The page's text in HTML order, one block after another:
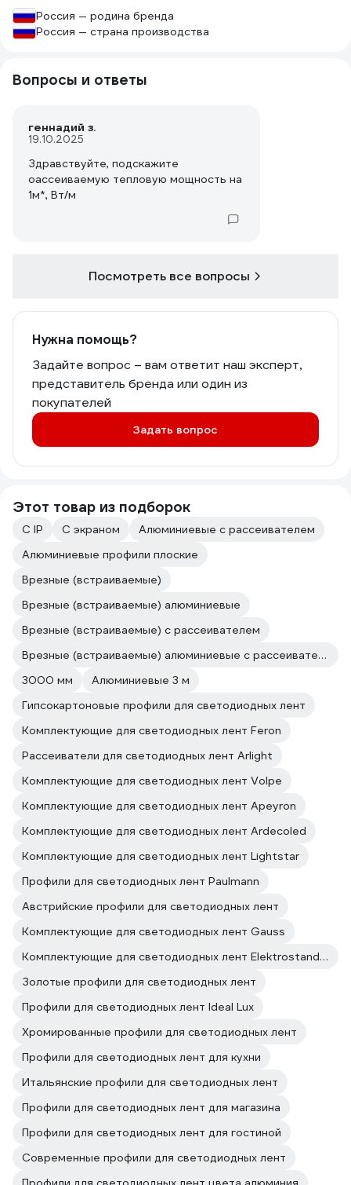
Россия — родина бренда
Россия — страна производства
Вопросы и ответы
геннадий з.
19.10.2025
Здравствуйте, подскажите
оассеиваемую тепловую мощность на
1м*, Вт/м
Посмотреть все вопросы
Нужна помощь?
Задайте вопрос – вам ответит наш эксперт,
представитель бренда или один из
покупателей
Задать вопрос
Этот товар из подборок
С IP С экраном
Алюминиевые с рассеивателем
Алюминиевые профили плоские
Врезные (встраиваемые)
Врезные (встраиваемые) алюминиевые
Врезные (встраиваемые) с рассеивателем
Врезные (встраиваемые) алюминиевые с рассеивателем
3000 мм
Алюминиевые 3 м
Гипсокартоновые профили для светодиодных лент
Комплектующие для светодиодных лент Feron
Рассеиватели для светодиодных лент Arlight
Комплектующие для светодиодных лент Volpe
Комплектующие для светодиодных лент Apeyron
Комплектующие для светодиодных лент Ardecoled
Комплектующие для светодиодных лент Lightstar
Профили для светодиодных лент Paulmann
Австрийские профили для светодиодных лент
Комплектующие для светодиодных лент Gauss
Комплектующие для светодиодных лент Elektrostandard
Золотые профили для светодиодных лент
Профили для светодиодных лент Ideal Lux
Хромированные профили для светодиодных лент
Профили для светодиодных лент для кухни
Итальянские профили для светодиодных лент
Профили для светодиодных лент для магазина
Профили для светодиодных лент для гостиной
Современные профили для светодиодных лент